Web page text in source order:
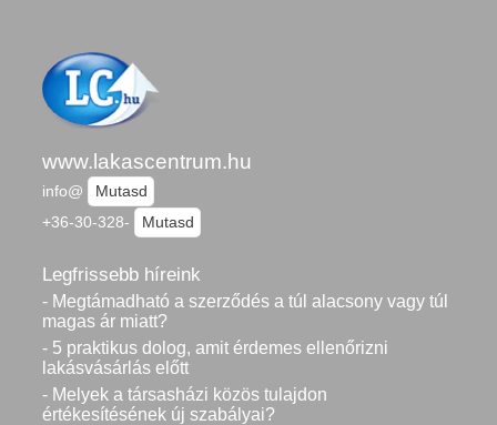
www.lakascentrum.hu
info@
Mutasd
+36-30-328-
Mutasd
Legfrissebb híreink
- Megtámadható a szerződés a túl alacsony vagy túl
magas ár miatt?
- 5 praktikus dolog, amit érdemes ellenőrizni
lakásvásárlás előtt
- Melyek a társasházi közös tulajdon
értékesítésének új szabályai?